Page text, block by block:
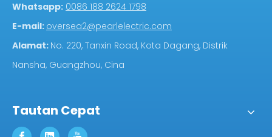
Whatsapp: 0086 188 2624 1798
E-mail: oversea2@pearlelectric.com
Alamat: No. 220, Tanxin Road, Kota Dagang, Distrik
Nansha, Guangzhou, Cina
Tautan Cepat